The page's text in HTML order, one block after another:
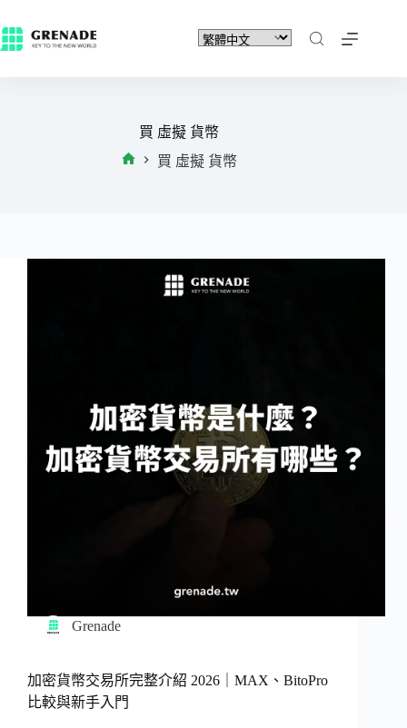
買 虛擬 貨幣
買 虛擬 貨幣
Grenade
加密貨幣交易所完整介紹 2026｜MAX、BitoPro
比較與新手入門